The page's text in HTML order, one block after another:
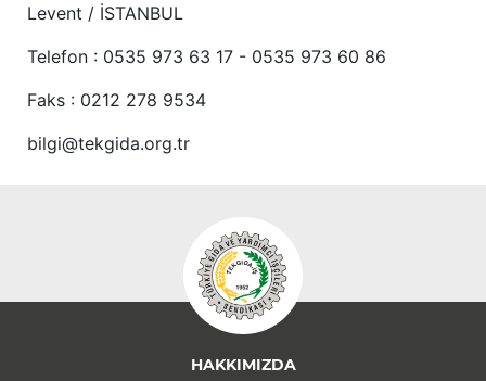
Levent / İSTANBUL
Telefon : 0535 973 63 17 - 0535 973 60 86
Faks : 0212 278 9534
bilgi@tekgida.org.tr
HAKKIMIZDA